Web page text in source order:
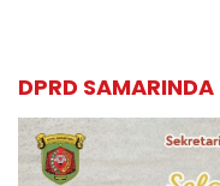
DPRD SAMARINDA